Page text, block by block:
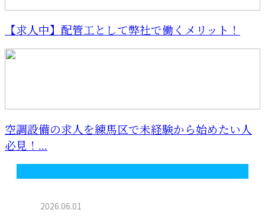
【求人中】配管工として弊社で働くメリット！
空調設備の求人を練馬区で未経験から始めたい人
必見！...
2026.06.01